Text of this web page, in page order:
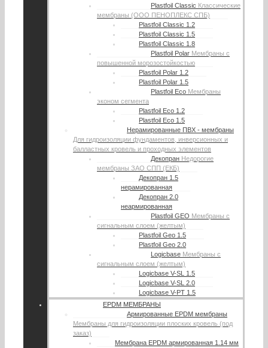
Plastfoil Classic Классические
мембраны (ООО ПЕНОПЛЕКС СПБ)
Plastfoil Classic 1.2
Plastfoil Classic 1.5
Plastfoil Classic 1.8
Plastfoil Polar Мембраны с
повышенной морозостойкостью
Plastfoil Polar 1.2
Plastfoil Polar 1.5
Plastfoil Eco Мембраны
эконом сегмента
Plastfoil Eco 1.2
Plastfoil Eco 1.5
Нерамированные ПВХ - мембраны
Для гидроизоляции фундаментов, инверсионных и
балластных кровель и проходных элементов
Декопран Недорогие
мембраны ЗАО СПП (ЕКБ)
Декопран 1.5
нерамированная
Декопран 2.0
неармированная
Plastfoil GEO Мембраны с
сигнальным слоем (желтым)
Plastfoil Geo 1.5
Plastfoil Geo 2.0
Logicbase Мембраны с
сигнальным слоем (желтым)
Logicbase V-SL 1.5
Logicbase V-SL 2.0
Logicbase V-PT 1.5
EPDM МЕМБРАНЫ
Армированные EPDM мембраны
Мембраны для гидроизоляции плоских кровель (под
заказ)
Мембрана EPDM армированная 1.14 мм